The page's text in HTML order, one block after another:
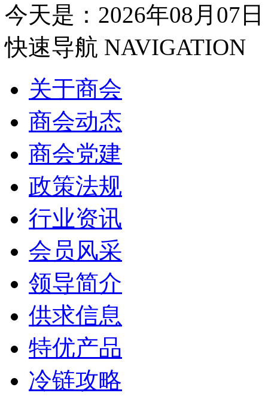
今天是：2026年08月07日
快速导航 NAVIGATION
关于商会
商会动态
商会党建
政策法规
行业资讯
会员风采
领导简介
供求信息
特优产品
冷链攻略